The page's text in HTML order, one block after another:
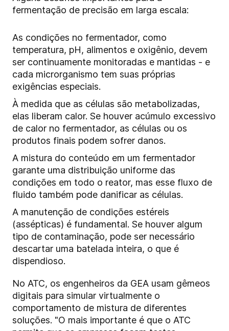
fermentação de precisão em larga escala:
As condições no fermentador, como
temperatura, pH, alimentos e oxigênio, devem
ser continuamente monitoradas e mantidas - e
cada microrganismo tem suas próprias
exigências especiais.
À medida que as células são metabolizadas,
elas liberam calor. Se houver acúmulo excessivo
de calor no fermentador, as células ou os
produtos finais podem sofrer danos.
A mistura do conteúdo em um fermentador
garante uma distribuição uniforme das
condições em todo o reator, mas esse fluxo de
fluido também pode danificar as células.
A manutenção de condições estéreis
(assépticas) é fundamental. Se houver algum
tipo de contaminação, pode ser necessário
descartar uma batelada inteira, o que é
dispendioso.
No ATC, os engenheiros da GEA usam gêmeos
digitais para simular virtualmente o
comportamento de mistura de diferentes
soluções. "O mais importante é que o ATC